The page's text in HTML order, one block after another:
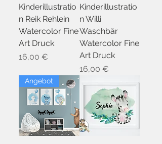
Kinderillustratio
n Reik Rehlein
Watercolor Fine
Art Druck
Preis
16,00 €
Kinderillustratio
n Willi
Waschbär
Watercolor Fine
Art Druck
Preis
16,00 €
Angebot